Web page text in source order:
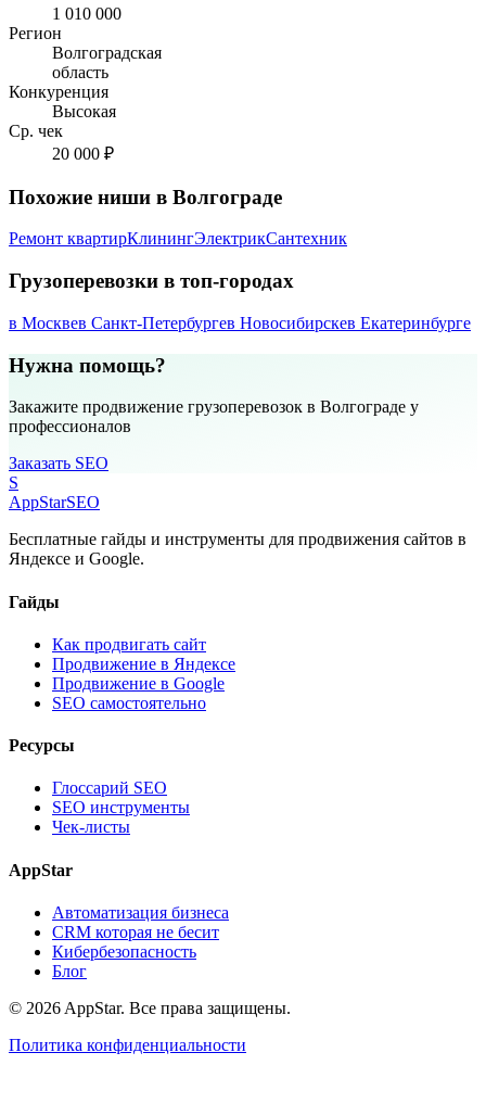
1 010 000
Регион
Волгоградская
область
Конкуренция
Высокая
Ср. чек
20 000 ₽
Похожие ниши в Волгограде
Ремонт квартирКлинингЭлектрикСантехник
Грузоперевозки в топ-городах
в Москвев Санкт-Петербургев Новосибирскев Екатеринбурге
Нужна помощь?
Закажите продвижение грузоперевозок в Волгограде у
профессионалов
Заказать SEO
S
AppStarSEO
Бесплатные гайды и инструменты для продвижения сайтов в
Яндексе и Google.
Гайды
Как продвигать сайт
Продвижение в Яндексе
Продвижение в Google
SEO самостоятельно
Ресурсы
Глоссарий SEO
SEO инструменты
Чек-листы
AppStar
Автоматизация бизнеса
CRM которая не бесит
Кибербезопасность
Блог
© 2026 AppStar. Все права защищены.
Политика конфиденциальности